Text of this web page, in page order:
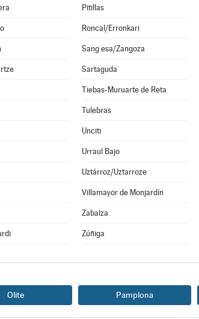
Pitillas
Roncal/Erronkari
Sang esa/Zangoza
Sartaguda
Tiebas-Muruarte de Reta
Tulebras
Unciti
Urraul Bajo
Uztárroz/Uztarroze
Villamayor de Monjardín
Zabalza
Zúñiga
Olite Pamplona